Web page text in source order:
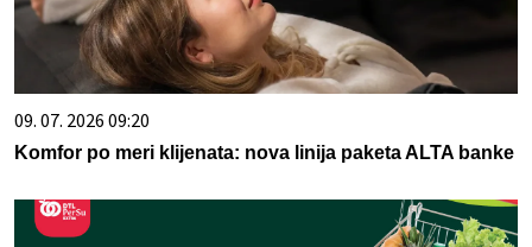
09. 07. 2026 09:20
Komfor po meri klijenata: nova linija paketa ALTA banke